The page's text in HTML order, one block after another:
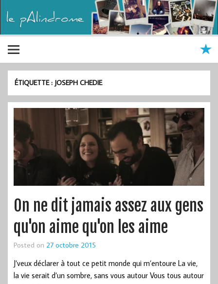
ÉTIQUETTE : JOSEPH CHEDIE
On ne dit jamais assez aux gens
qu'on aime qu'on les aime
Posted on 27 octobre 2015
J’veux déclarer à tout ce petit monde qui m’entoure La vie,
la vie serait d’un sombre, sans vous autour Vous tous autour